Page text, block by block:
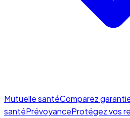
Mutuelle santéComparez
santéPrévoyanceProtégez vos